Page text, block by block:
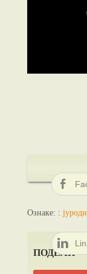
Ознаке: :
ПОДЕЛИ